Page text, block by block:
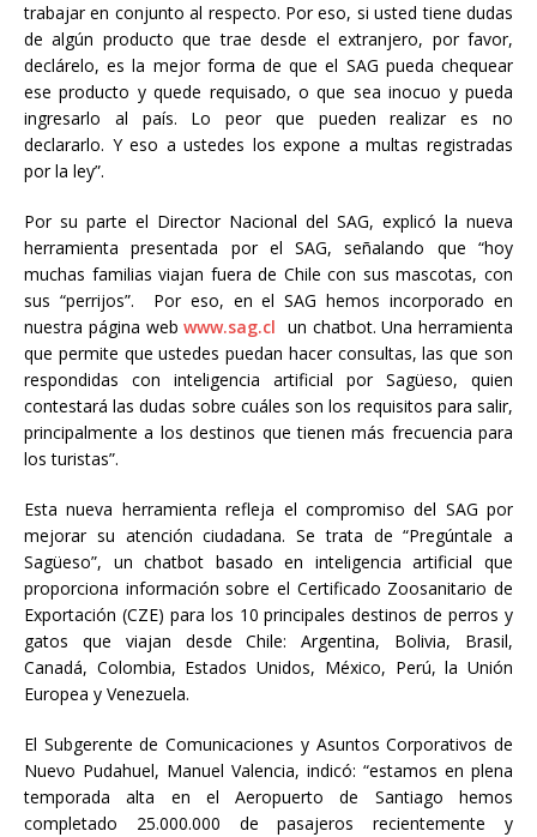
trabajar en conjunto al respecto. Por eso, si usted tiene dudas
de algún producto que trae desde el extranjero, por favor,
declárelo, es la mejor forma de que el SAG pueda chequear
ese producto y quede requisado, o que sea inocuo y pueda
ingresarlo al país. Lo peor que pueden realizar es no
declararlo. Y eso a ustedes los expone a multas registradas
por la ley”.
Por su parte el Director Nacional del SAG, explicó la nueva
herramienta presentada por el SAG, señalando que “hoy
muchas familias viajan fuera de Chile con sus mascotas, con
sus “perrijos”. Por eso, en el SAG hemos incorporado en
nuestra página webwww.sag.cl un chatbot. Una herramienta
que permite que ustedes puedan hacer consultas, las que son
respondidas con inteligencia artificial por Sagüeso, quien
contestará las dudas sobre cuáles son los requisitos para salir,
principalmente a los destinos que tienen más frecuencia para
los turistas”.
Esta nueva herramienta refleja el compromiso del SAG por
mejorar su atención ciudadana. Se trata de “Pregúntale a
Sagüeso”, un chatbot basado en inteligencia artificial que
proporciona información sobre el Certificado Zoosanitario de
Exportación (CZE) para los 10 principales destinos de perros y
gatos que viajan desde Chile: Argentina, Bolivia, Brasil,
Canadá, Colombia, Estados Unidos, México, Perú, la Unión
Europea y Venezuela.
El Subgerente de Comunicaciones y Asuntos Corporativos de
Nuevo Pudahuel, Manuel Valencia, indicó: “estamos en plena
temporada alta en el Aeropuerto de Santiago hemos
completado 25.000.000 de pasajeros recientemente y